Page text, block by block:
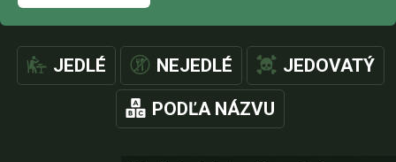
JEDLÉ NEJEDLÉ JEDOVATÝ
PODĽA NÁZVU